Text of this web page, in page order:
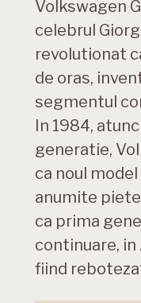
Volkswagen
celebrul
revolutionat
de oras,
segmentul
In 1984,
generatie,
ca noul
anumite
ca prima
continuare, in
fiind